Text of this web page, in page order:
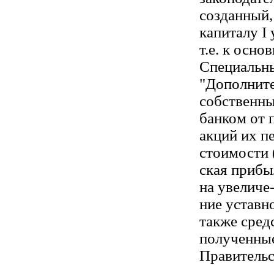
капиталу I
т.е. к
банком от
акций их
стоимости
ская
на увеличе-
ние
также